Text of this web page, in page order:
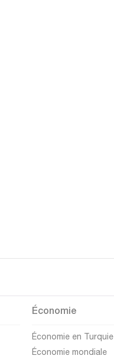
Économie
Économie en Turquie
Économie mondiale